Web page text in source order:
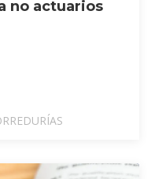
no actuarios